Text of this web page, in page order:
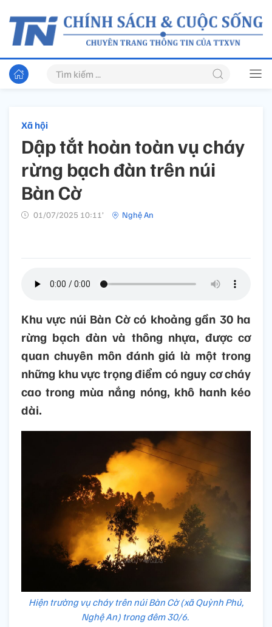
Xã hội
Dập tắt hoàn toàn vụ cháy
rừng bạch đàn trên núi
Bàn Cờ
01/07/2025 10:11’ Nghệ An
Khu vực núi Bàn Cờ có khoảng gần 30 ha
rừng bạch đàn và thông nhựa, được cơ
quan chuyên môn đánh giá là một trong
những khu vực trọng điểm có nguy cơ cháy
cao trong mùa nắng nóng, khô hanh kéo
dài.
Hiện trường vụ cháy trên núi Bàn Cờ (xã Quỳnh Phú,
Nghệ An) trong đêm 30/6.